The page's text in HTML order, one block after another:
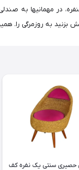
در مهمانیها به
به روزمرگی را. همین
حصیری سنتی یک نفره کف